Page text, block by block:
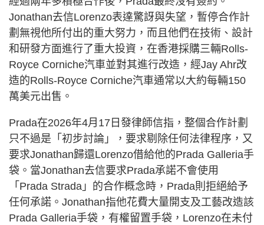
Jonathan去信Lorenzo表達驚訝與失望，暫停合作計
劃無視他所付出的重大努力，而且他們在技術、設計
和研發方面進行了重大投資，在香港採購三輛Rolls-
Royce Corniche汽車並對其進行改造，經Jay Ahr改
造的Rolls-Royce Corniche汽車通常以大約每輛150
萬美元出售。
Prada在2026年4月17日發律師信指，整個合作計劃
只不過是「初步討論」，要求剔除任何法律程序，又
要求Jonathan歸還Lorenzo借給他的Prada Galleria手
袋。當Jonathan去信要求Prada承諾不會使用
「Prada Strada」的合作概念時，Prada則拒絕給予
任何承諾。Jonathan指他花費大量開支及工藝改造該
Prada Galleria手袋，有權留置手袋，Lorenzo在未付